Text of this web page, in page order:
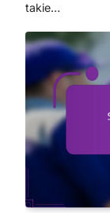
takie…